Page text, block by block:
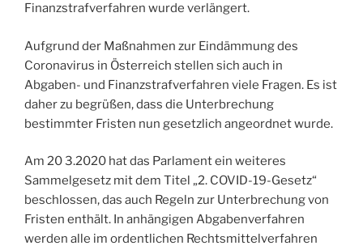
Finanzstrafverfahren wurde verlängert.
Aufgrund der Maßnahmen zur Eindämmung des
Coronavirus in Österreich stellen sich auch in
Abgaben- und Finanzstrafverfahren viele Fragen. Es ist
daher zu begrüßen, dass die Unterbrechung
bestimmter Fristen nun gesetzlich angeordnet wurde.
Am 20 3.2020 hat das Parlament ein weiteres
Sammelgesetz mit dem Titel „2. COVID-19-Gesetz“
beschlossen, das auch Regeln zur Unterbrechung von
Fristen enthält. In anhängigen Abgabenverfahren
werden alle im ordentlichen Rechtsmittelverfahren